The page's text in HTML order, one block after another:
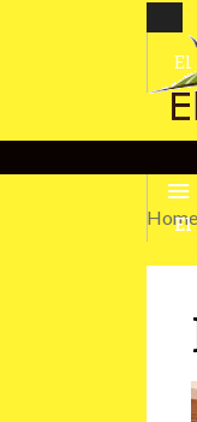
El
El
Home